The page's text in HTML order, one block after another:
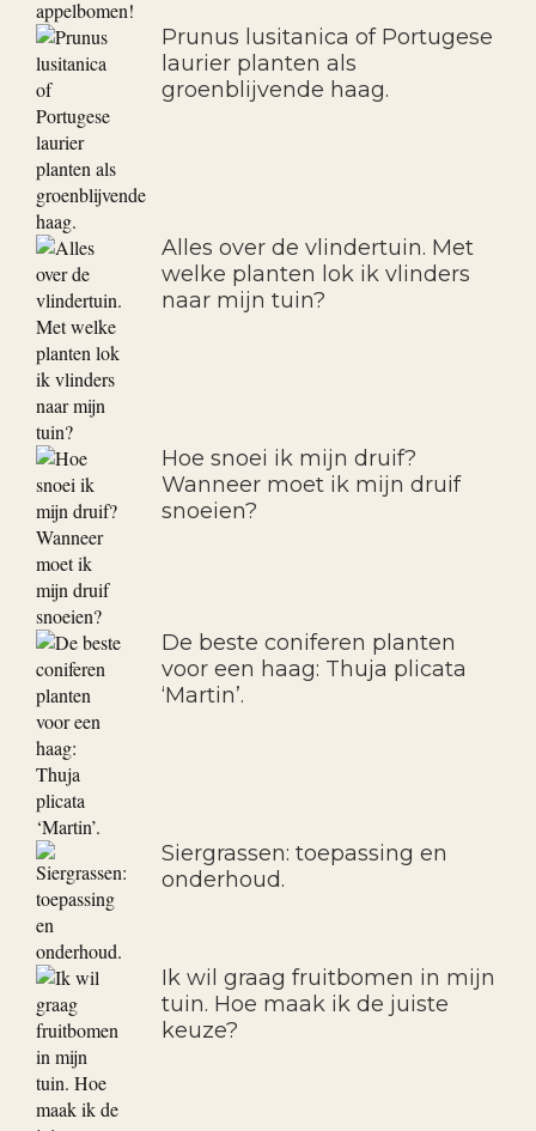
Prunus lusitanica of Portugese
laurier planten als
groenblijvende haag.
Alles over de vlindertuin. Met
welke planten lok ik vlinders
naar mijn tuin?
Hoe snoei ik mijn druif?
Wanneer moet ik mijn druif
snoeien?
De beste coniferen planten
voor een haag: Thuja plicata
‘Martin’.
Siergrassen: toepassing en
onderhoud.
Ik wil graag fruitbomen in mijn
tuin. Hoe maak ik de juiste
keuze?